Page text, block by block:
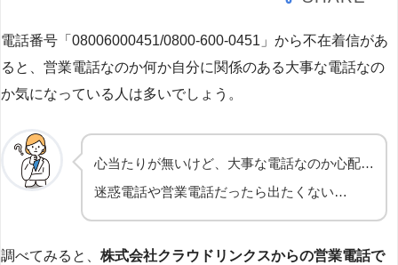
電話番号「08006000451/0800-600-0451」から不在着信があ
ると、営業電話なのか何か自分に関係のある大事な電話なの
か気になっている人は多いでしょう。
心当たりが無いけど、大事な電話なのか心配…
迷惑電話や営業電話だったら出たくない…
調べてみると、 株式会社クラウドリンクスからの営業電話で